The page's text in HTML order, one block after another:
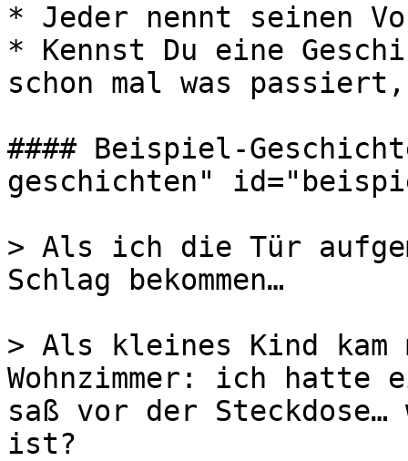
* Jeder nennt seinen
* Kennst Du eine
schon mal was
#### Beispiel-
geschichten"
> Als ich die Tür
Schlag bekommen…
> Als kleines Kind kam
Wohnzimmer: ich hatte
saß vor der
ist?